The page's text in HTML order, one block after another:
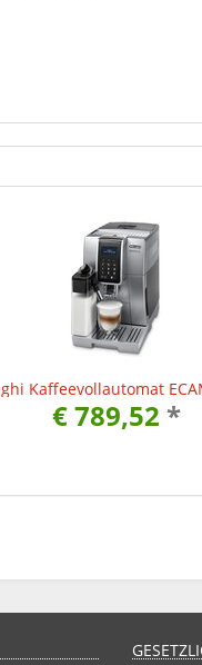
Kaffeevollautomat
€ 789,52 *